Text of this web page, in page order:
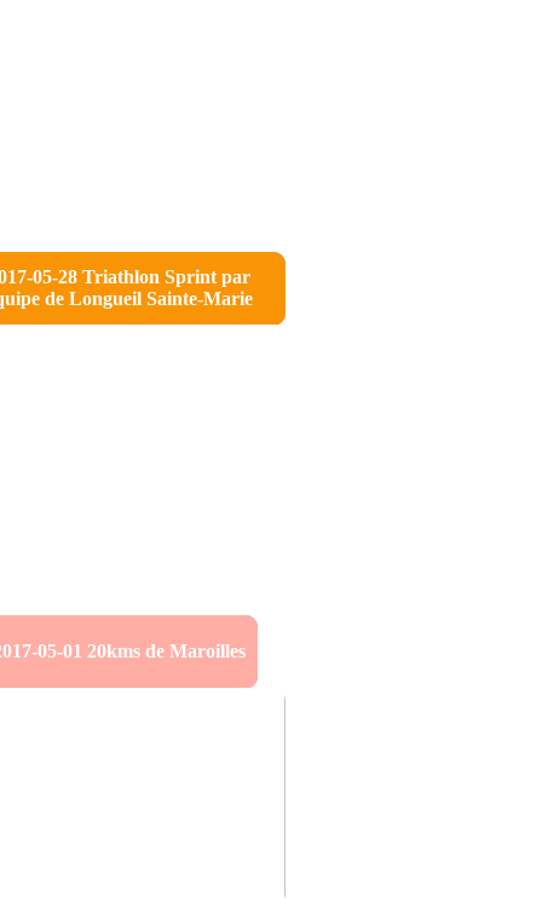
05-28 Triathlon Sprint par
de Longueil Sainte-Marie
05-01 20kms de Maroilles